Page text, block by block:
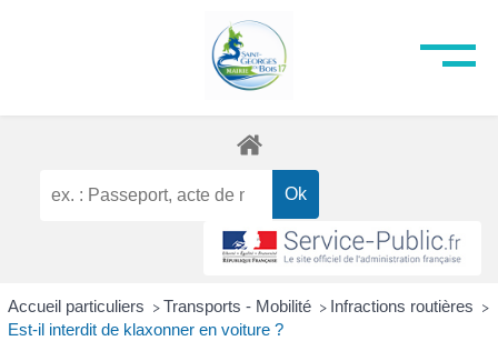
Accueil particuliers > Transports - Mobilité > Infractions routières >
Est-il interdit de klaxonner en voiture ?